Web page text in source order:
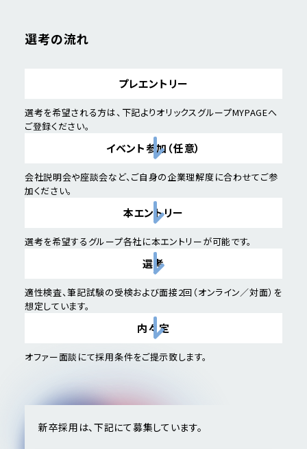
選考の流れ
プレエントリー
選考を希望される方は、下記よりオリックスグループMYPAGEへ
ご登録ください。
イベント参加 （任意）
会社説明会や座談会など、ご自身の企業理解度に合わせてご参
加ください。
本エントリー
選考を希望するグループ各社に本エントリーが可能です。
選考
適性検査、筆記試験の受検および面接2回（オンライン／対面）を
想定しています。
内々定
オファー面談にて採用条件をご提示致します。
新卒採用は、下記にて募集しています。